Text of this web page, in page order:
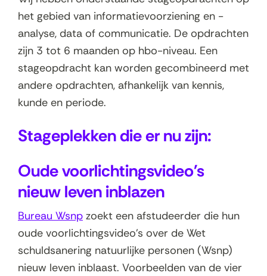
het gebied van informatievoorziening en -
analyse, data of communicatie. De opdrachten
zijn 3 tot 6 maanden op hbo-niveau. Een
stageopdracht kan worden gecombineerd met
andere opdrachten, afhankelijk van kennis,
kunde en periode.
Stageplekken die er nu zijn:
Oude voorlichtingsvideo's
nieuw leven inblazen
Bureau Wsnp(
o
p
e
zoekt een afstudeerder die hun
oude voorlichtingsvideo's over de Wet
schuldsanering natuurlijke personen (Wsnp)
nieuw leven inblaast. Voorbeelden van de vier